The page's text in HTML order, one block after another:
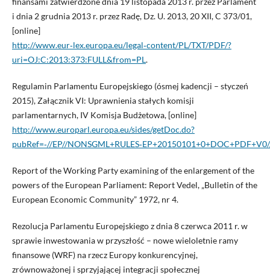
i dnia 2 grudnia 2013 r. przez Radę, Dz. U. 2013, 20 XII, C 373/01,
[online]
http://www.eur‑lex.europa.eu/legal‑content/PL/TXT/PDF/?
uri=OJ:C:2013:373:FULL&from=PL.
Regulamin Parlamentu Europejskiego (ósmej kadencji – styczeń
2015), Załącznik VI: Uprawnienia stałych komisji
parlamentarnych, IV Komisja Budżetowa, [online]
http://www.europarl.europa.eu/sides/getDoc.do?
pubRef=‑//EP//
Report of the Working Party examining of the enlargement of the
powers of the European Parliament: Report Vedel, „Bulletin of the
European Economic Community” 1972, nr 4.
Rezolucja Parlamentu Europejskiego z dnia 8 czerwca 2011 r. w
sprawie inwestowania w przyszłość – nowe wieloletnie ramy
finansowe (WRF) na rzecz Europy konkurencyjnej,
zrównoważonej i sprzyjającej integracji społecznej